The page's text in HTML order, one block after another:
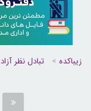
زیباکده تبادل نظر آزاد